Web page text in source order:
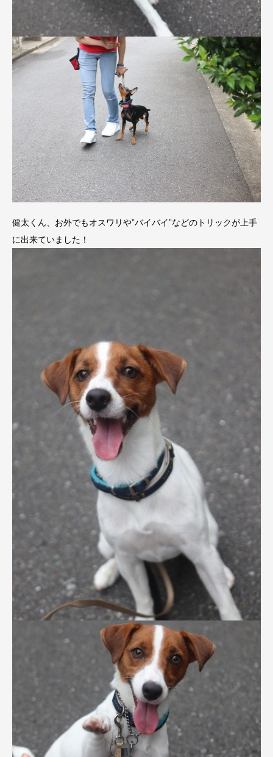
健太くん、お外でもオスワリや”バイバイ”などのトリックが上手
に出来ていました！